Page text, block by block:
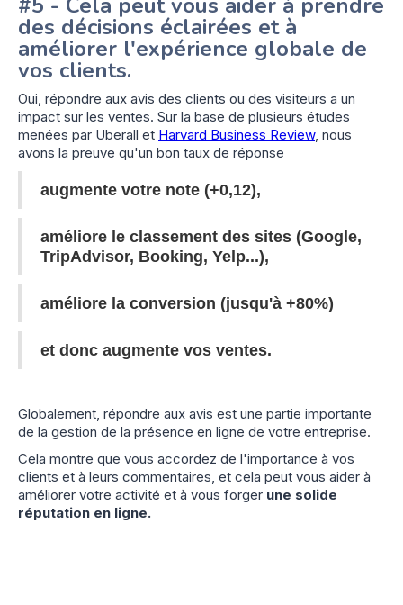
des décisions éclairées et à
améliorer l'expérience globale de
vos clients.
Oui, répondre aux avis des clients ou des visiteurs a un
impact sur les ventes. Sur la base de plusieurs études
menées par Uberall et Harvard Business Review, nous
avons la preuve qu'un bon taux de réponse
augmente votre note (+0,12),
améliore le classement des sites (Google,
TripAdvisor, Booking, Yelp...),
améliore la conversion (jusqu'à +80%)
et donc augmente vos ventes.
Globalement, répondre aux avis est une partie importante
de la gestion de la présence en ligne de votre entreprise.
Cela montre que vous accordez de l'importance à vos
clients et à leurs commentaires, et cela peut vous aider à
améliorer votre activité et à vous forger une solide
réputation en ligne.